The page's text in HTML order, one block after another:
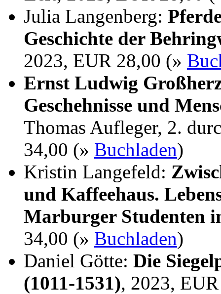
Julia Langenberg:
Geschichte der
2023, EUR 28,00 (»
Ernst Ludwig
Geschehnisse und
Thomas Aufleger, 2.
34,00 (» Buchladen)
Kristin Langefeld:
und Kaffeehaus.
Marburger Studenten
34,00 (» Buchladen)
Daniel Götte: Die
(1011-1531), 2023,